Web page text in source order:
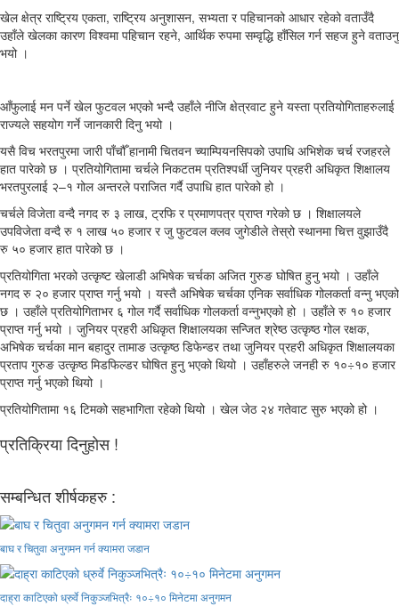
खेल क्षेत्र राष्ट्रिय एकता, राष्ट्रिय अनुशासन, सभ्यता र पहिचानको आधार रहेको वताउँदै
उहाँले खेलका कारण विश्वमा पहिचान रहने, आर्थिक रुपमा सम्वृद्धि हाँसिल गर्न सहज हुने वताउनु
भयो ।
आँफुलाई मन पर्ने खेल फुटवल भएको भन्दै उहाँले नीजि क्षेत्रवाट हुने यस्ता प्रतियोगिताहरुलाई
राज्यले सहयोग गर्ने जानकारी दिनु भयो ।
यसै विच भरतपुरमा जारी पाँचौँ हानामी चितवन च्याम्पियनसिपको उपाधि अभिशेक चर्च रजहरले
हात पारेको छ । प्रतियोगितामा चर्चले निकटतम प्रतिश्पर्धी जुनियर प्रहरी अधिकृत शिक्षालय
भरतपुरलाई २–१ गोल अन्तरले पराजित गर्दै उपाधि हात पारेको हो ।
चर्चले विजेता वन्दै नगद रु ३ लाख, ट्रफि र प्रमाणपत्र प्राप्त गरेको छ । शिक्षालयले
उपविजेता वन्दै रु १ लाख ५० हजार र जु फुटवल क्लव जुगेडीले तेस्रो स्थानमा चित्त वुझाउँदै
रु ५० हजार हात पारेको छ ।
प्रतियोगिता भरको उत्कृष्ट खेलाडी अभिषेक चर्चका अजित गुरुङ घोषित हुनु भयो । उहाँले
नगद रु २० हजार प्राप्त गर्नु भयो । यस्तै अभिषेक चर्चका एनिक सर्वाधिक गोलकर्ता वन्नु भएको
छ । उहाँले प्रतियोगिताभर ६ गोल गर्दै सर्वाधिक गोलकर्ता वन्नुभएको हो । उहाँले रु १० हजार
प्राप्त गर्नु भयो । जुनियर प्रहरी अधिकृत शिक्षालयका सन्जित श्रेष्ठ उत्कृष्ठ गोल रक्षक,
अभिषेक चर्चका मान बहादुर तामाङ उत्कृष्ठ डिफेन्डर तथा जुनियर प्रहरी अधिकृत शिक्षालयका
प्रताप गुरुङ उत्कृष्ठ मिडफिल्डर घोषित हुनु भएको थियो । उहाँहरुले जनही रु १०÷१० हजार
प्राप्त गर्नु भएको थियो ।
प्रतियोगितामा १६ टिमको सहभागिता रहेको थियो । खेल जेठ २४ गतेवाट सुरु भएको हो ।
प्रतिक्रिया दिनुहोस !
सम्बन्धित शीर्षकहरु :
बाघ र चितुवा अनुगमन गर्न क्यामरा जडान
दाह्रा काटिएको ध्रुर्वे निकुञ्जभित्रैः १०÷१० मिनेटमा अनुगमन